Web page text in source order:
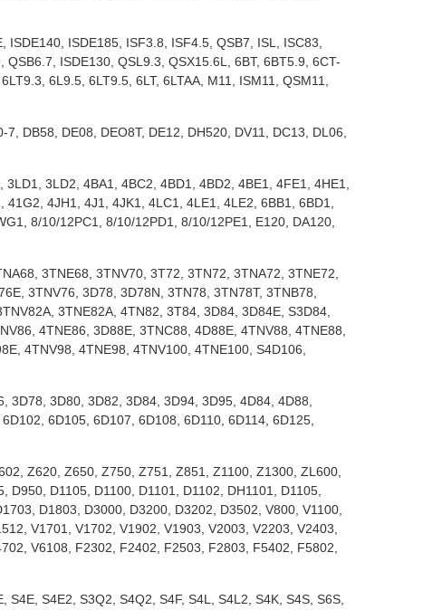
ISDE140, ISDE185, ISF3.8, ISF4.5, QSB7, ISL, ISC83,
ISDE130, QSL9.3, QSX15.6L, 6BT, 6BT5.9, 6CT-
6L9.5, 6LT9.5, 6LT, 6LTAA, M11, ISM11, QSM11,
DB58, DE08, DEO8T, DE12, DH520, DV11, DC13, DL06,
3LD2, 4BA1, 4BC2, 4BD1, 4BD2, 4BE1, 4FE1, 4HE1,
4JH1, 4J1, 4JK1, 4LC1, 4LE1, 4LE2, 6BB1, 6BD1,
8/10/12PC1, 8/10/12PD1, 8/10/12PE1, E120, DA120,
3TNE68, 3TNV70, 3T72, 3TN72, 3TNA72, 3TNE72,
3TNV76, 3D78, 3D78N, 3TN78, 3TN78T, 3TNB78,
3TNE82A, 4TN82, 3T84, 3D84, 3D84E, S3D84,
4TNE86, 3D88E, 3TNC88, 4D88E, 4TNV88, 4TNE88,
4TNV98, 4TNE98, 4TNV100, 4TNE100, S4D106,
3D78, 3D80, 3D82, 3D84, 3D94, 3D95, 4D84, 4D88,
6D105, 6D107, 6D108, 6D110, 6D114, 6D125,
Z620, Z650, Z750, Z751, Z851, Z1100, Z1300, ZL600,
D1105, D1100, D1101, D1102, DH1101, D1105,
D1803, D3000, D3200, D3202, D3502, V800, V1100,
V1701, V1702, V1902, V1903, V2003, V2203, V2403,
V6108, F2302, F2402, F2503, F2803, F5402, F5802,
S4E2, S3Q2, S4Q2, S4F, S4L, S4L2, S4K, S4S, S6S,